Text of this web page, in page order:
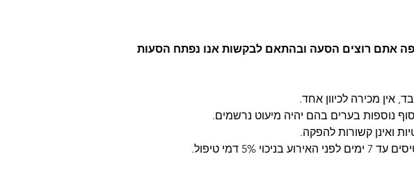
אתם רוצים הסעה ובהתאם לבקשות אנו נפתח הסעות
אין מכירה לכיוון אחד.
נוספות בערים בהם יהיה מיעוט נרשמים.
ואינן קשורות להפקה.
5% דמי טיפול.